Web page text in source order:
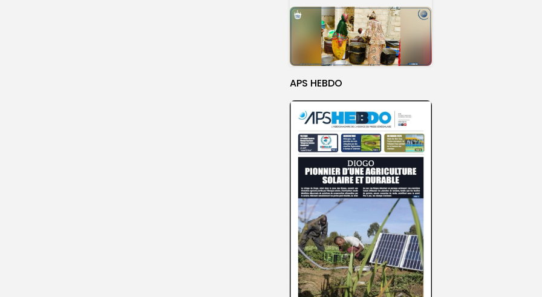
APS HEBDO